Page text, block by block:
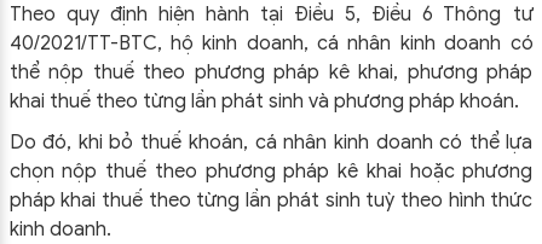
Theo quy định hiện hành tại Điều 5, Điều 6 Thông tư
40/2021/TT-BTC, hộ kinh doanh, cá nhân kinh doanh có
thể nộp thuế theo phương pháp kê khai, phương pháp
khai thuế theo từng lần phát sinh và phương pháp khoán.
Do đó, khi bỏ thuế khoán, cá nhân kinh doanh có thể lựa
chọn nộp thuế theo phương pháp kê khai hoặc phương
pháp khai thuế theo từng lần phát sinh tuỳ theo hình thức
kinh doanh.